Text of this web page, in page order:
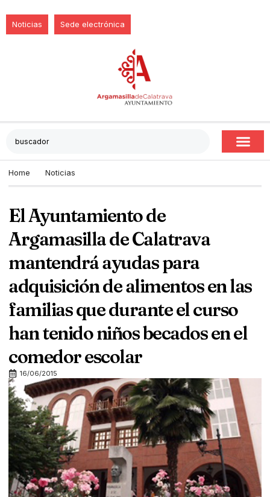
Noticias Sede electrónica
Home Noticias
El Ayuntamiento de
Argamasilla de Calatrava
mantendrá ayudas para
adquisición de alimentos en las
familias que durante el curso
han tenido niños becados en el
comedor escolar
16/06/2015